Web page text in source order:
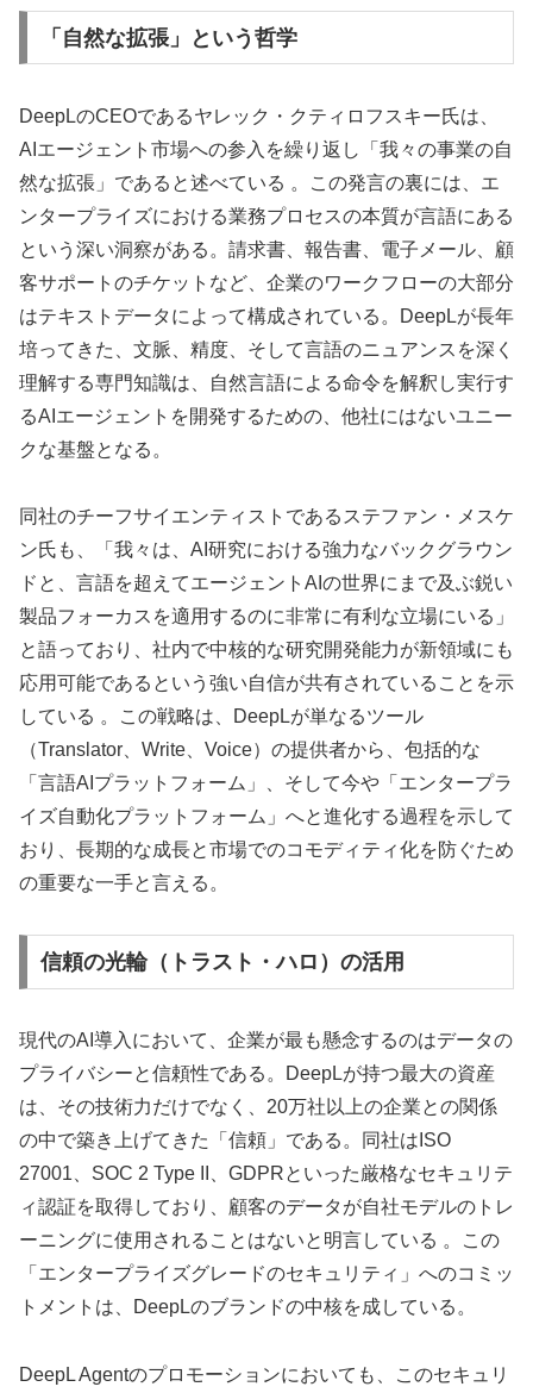
「自然な拡張」という哲学
DeepLのCEOであるヤレック・クティロフスキー氏は、
AIエージェント市場への参入を繰り返し「我々の事業の自
然な拡張」であると述べている 。この発言の裏には、エ
ンタープライズにおける業務プロセスの本質が言語にある
という深い洞察がある。請求書、報告書、電子メール、顧
客サポートのチケットなど、企業のワークフローの大部分
はテキストデータによって構成されている。DeepLが長年
培ってきた、文脈、精度、そして言語のニュアンスを深く
理解する専門知識は、自然言語による命令を解釈し実行す
るAIエージェントを開発するための、他社にはないユニー
クな基盤となる。
同社のチーフサイエンティストであるステファン・メスケ
ン氏も、「我々は、AI研究における強力なバックグラウン
ドと、言語を超えてエージェントAIの世界にまで及ぶ鋭い
製品フォーカスを適用するのに非常に有利な立場にいる」
と語っており、社内で中核的な研究開発能力が新領域にも
応用可能であるという強い自信が共有されていることを示
している 。この戦略は、DeepLが単なるツール
（Translator、Write、Voice）の提供者から、包括的な
「言語AIプラットフォーム」、そして今や「エンタープラ
イズ自動化プラットフォーム」へと進化する過程を示して
おり、長期的な成長と市場でのコモディティ化を防ぐため
の重要な一手と言える。
信頼の光輪（トラスト・ハロ）の活用
現代のAI導入において、企業が最も懸念するのはデータの
プライバシーと信頼性である。DeepLが持つ最大の資産
は、その技術力だけでなく、20万社以上の企業との関係
の中で築き上げてきた「信頼」である。同社はISO
27001、SOC 2 Type II、GDPRといった厳格なセキュリテ
ィ認証を取得しており、顧客のデータが自社モデルのトレ
ーニングに使用されることはないと明言している 。この
「エンタープライズグレードのセキュリティ」へのコミッ
トメントは、DeepLのブランドの中核を成している。
DeepL Agentのプロモーションにおいても、このセキュリ